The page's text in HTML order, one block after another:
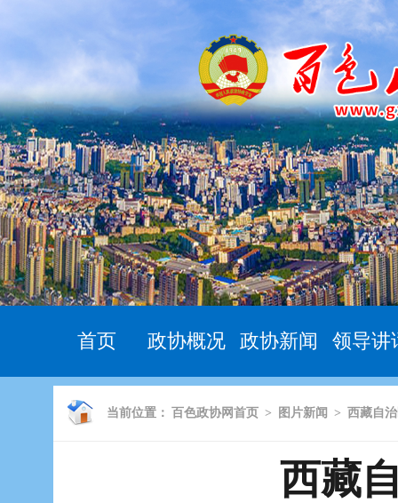
首页 政协概况 政协新闻 领导讲
当前位置： 百色政协网首页 > 图片新闻 > 西藏自
西藏